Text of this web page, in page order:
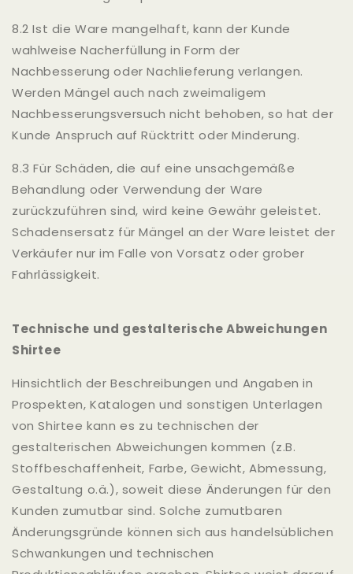
8.2 Ist die Ware mangelhaft, kann der Kunde
wahlweise Nacherfüllung in Form der
Nachbesserung oder Nachlieferung verlangen.
Werden Mängel auch nach zweimaligem
Nachbesserungsversuch nicht behoben, so hat der
Kunde Anspruch auf Rücktritt oder Minderung.
8.3 Für Schäden, die auf eine unsachgemäße
Behandlung oder Verwendung der Ware
zurückzuführen sind, wird keine Gewähr geleistet.
Schadensersatz für Mängel an der Ware leistet der
Verkäufer nur im Falle von Vorsatz oder grober
Fahrlässigkeit.
Technische und gestalterische Abweichungen
Shirtee
Hinsichtlich der Beschreibungen und Angaben in
Prospekten, Katalogen und sonstigen Unterlagen
von Shirtee kann es zu technischen der
gestalterischen Abweichungen kommen (z.B.
Stoffbeschaffenheit, Farbe, Gewicht, Abmessung,
Gestaltung o.ä.), soweit diese Änderungen für den
Kunden zumutbar sind. Solche zumutbaren
Änderungsgründe können sich aus handelsüblichen
Schwankungen und technischen